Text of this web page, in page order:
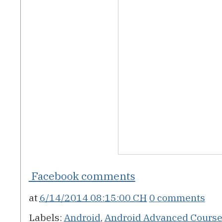
Facebook comments
at 6/14/2014 08:15:00 CH 0 comments
Labels: Android, Android Advanced Course